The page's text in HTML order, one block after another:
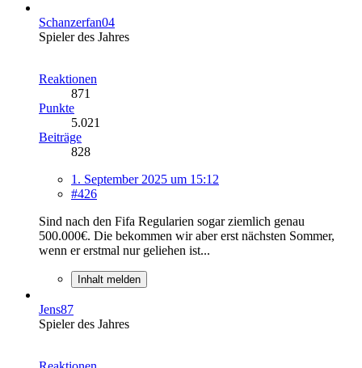
Schanzerfan04
Spieler des Jahres
Reaktionen
871
Punkte
5.021
Beiträge
828
1. September 2025 um 15:12
#426
Sind nach den Fifa Regularien sogar ziemlich genau
500.000€. Die bekommen wir aber erst nächsten Sommer,
wenn er erstmal nur geliehen ist...
Inhalt melden
Jens87
Spieler des Jahres